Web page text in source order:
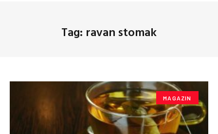
Tag: ravan stomak
MAGAZIN